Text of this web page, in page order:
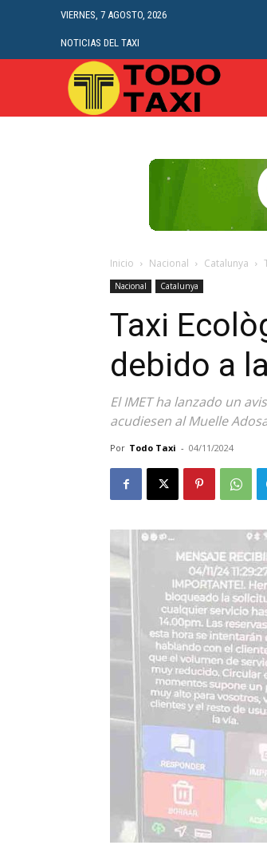
VIERNES, 7 AGOSTO, 2026
NOTICIAS DEL TAXI
Inicio Nacional Catalunya
Nacional Catalunya
Taxi
debido a
El IMET ha lanzado un
acudiesen al Muelle
Por Todo Taxi - 04/11/2024